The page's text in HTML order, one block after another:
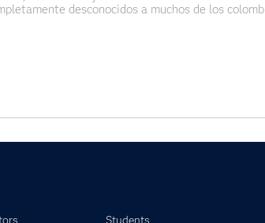
desconocidos a muchos de los
Students